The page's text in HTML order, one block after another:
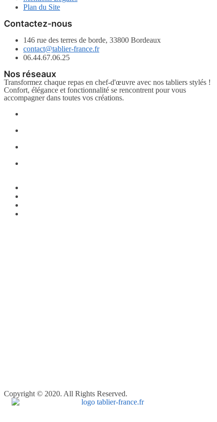
Plan du Site
Contactez-nous
146 rue des terres de borde, 33800 Bordeaux
contact@tablier-france.fr
06.44.67.06.25
Nos réseaux
Transformez chaque repas en chef-d'œuvre avec nos tabliers stylés !
Confort, élégance et fonctionnalité se rencontrent pour vous
accompagner dans toutes vos créations.
Copyright © 2020. All Rights Reserved.